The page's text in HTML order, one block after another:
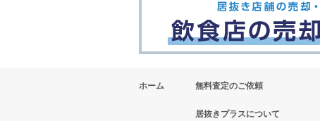
ホーム 無料査定のご依頼
居抜きプラスについて